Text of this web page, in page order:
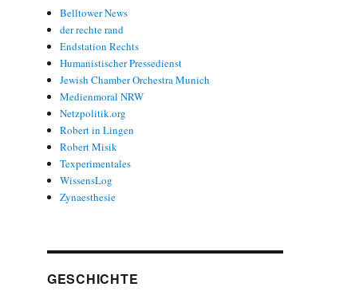
Belltower News
der rechte rand
Endstation Rechts
Humanistischer Pressedienst
Jewish Chamber Orchestra Munich
Medienmoral NRW
Netzpolitik.org
Robert in Lingen
Robert Misik
Texperimentales
WissensLog
Zynaesthesie
GESCHICHTE